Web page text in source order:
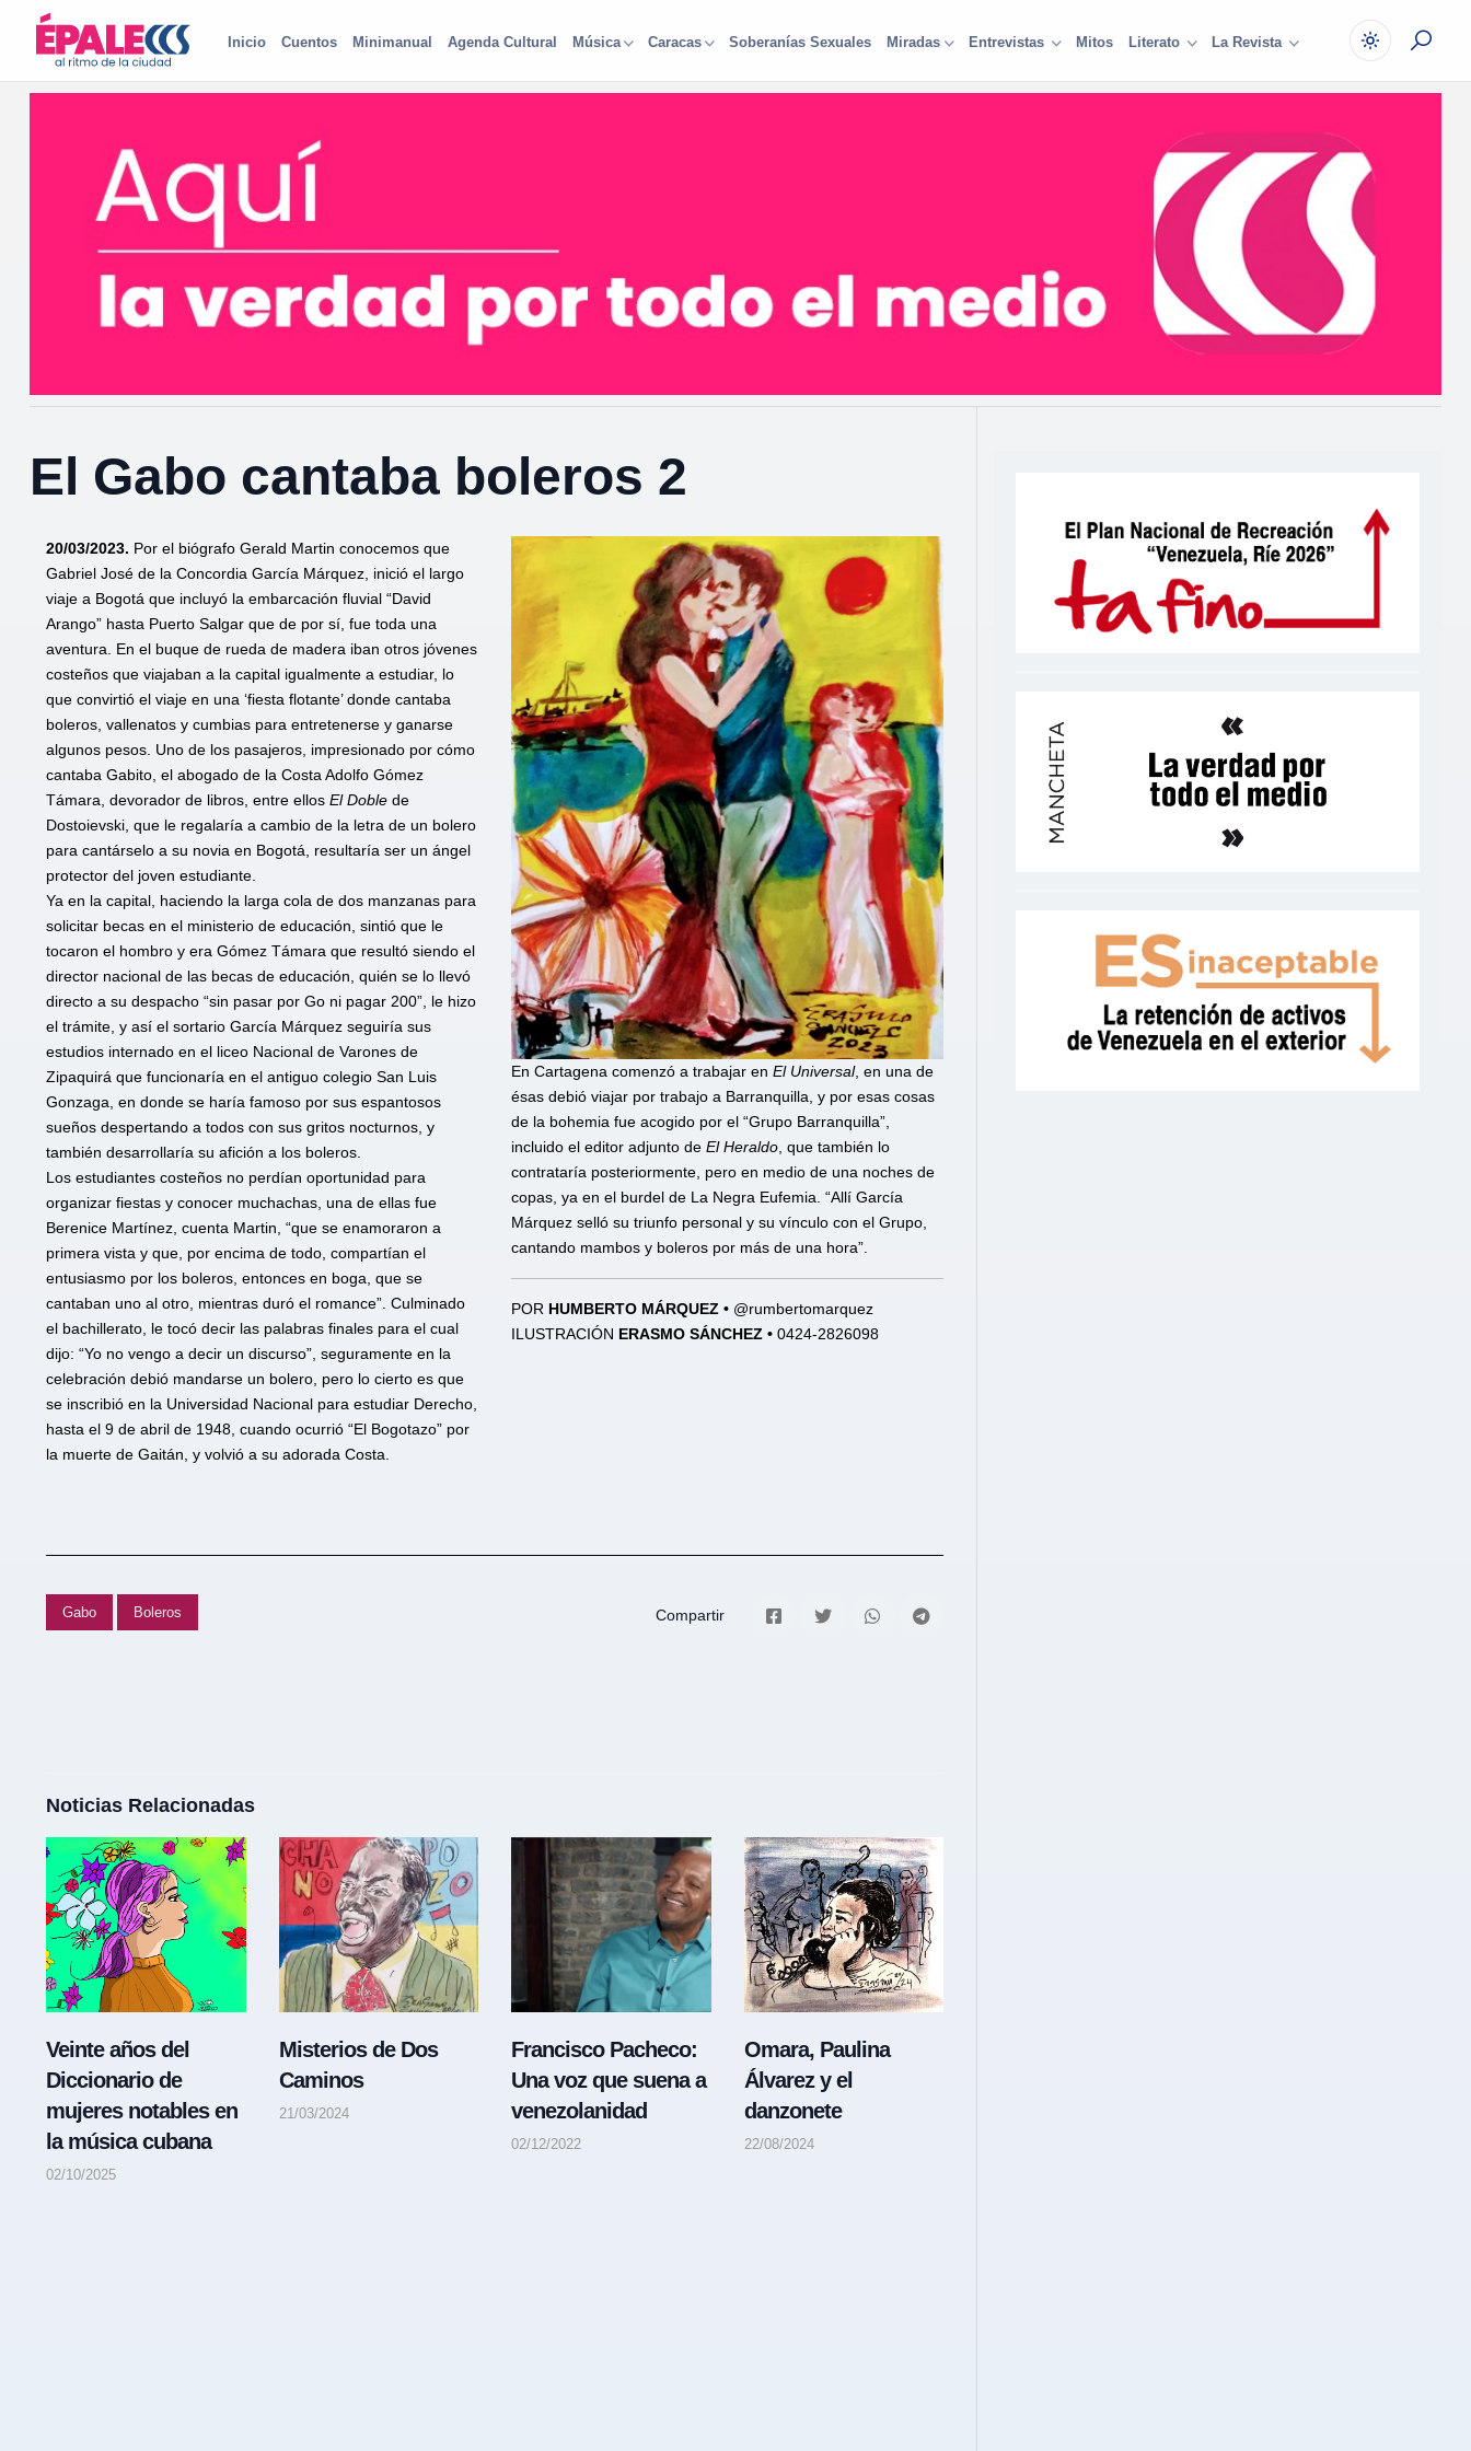
Inicio Cuentos Minimanual Agenda Cultural Música Caracas Soberanías Sexuales Miradas Entrevistas Mitos Literato La Revista
El Gabo cantaba boleros 2
20/03/2023. Por el biógrafo Gerald Martin conocemos que
Gabriel José de la Concordia García Márquez, inició el largo
viaje a Bogotá que incluyó la embarcación fluvial “David
Arango” hasta Puerto Salgar que de por sí, fue toda una
aventura. En el buque de rueda de madera iban otros jóvenes
costeños que viajaban a la capital igualmente a estudiar, lo
que convirtió el viaje en una ‘fiesta flotante’ donde cantaba
boleros, vallenatos y cumbias para entretenerse y ganarse
algunos pesos. Uno de los pasajeros, impresionado por cómo
cantaba Gabito, el abogado de la Costa Adolfo Gómez
Támara, devorador de libros, entre ellos El Doble de
Dostoievski, que le regalaría a cambio de la letra de un bolero
para cantárselo a su novia en Bogotá, resultaría ser un ángel
protector del joven estudiante.
Ya en la capital, haciendo la larga cola de dos manzanas para
solicitar becas en el ministerio de educación, sintió que le
tocaron el hombro y era Gómez Támara que resultó siendo el
director nacional de las becas de educación, quién se lo llevó
directo a su despacho “sin pasar por Go ni pagar 200”, le hizo
el trámite, y así el sortario García Márquez seguiría sus
estudios internado en el liceo Nacional de Varones de
Zipaquirá que funcionaría en el antiguo colegio San Luis
Gonzaga, en donde se haría famoso por sus espantosos
sueños despertando a todos con sus gritos nocturnos, y
también desarrollaría su afición a los boleros.
Los estudiantes costeños no perdían oportunidad para
organizar fiestas y conocer muchachas, una de ellas fue
Berenice Martínez, cuenta Martin, “que se enamoraron a
primera vista y que, por encima de todo, compartían el
entusiasmo por los boleros, entonces en boga, que se
cantaban uno al otro, mientras duró el romance”. Culminado
el bachillerato, le tocó decir las palabras finales para el cual
dijo: “Yo no vengo a decir un discurso”, seguramente en la
celebración debió mandarse un bolero, pero lo cierto es que
se inscribió en la Universidad Nacional para estudiar Derecho,
hasta el 9 de abril de 1948, cuando ocurrió “El Bogotazo” por
la muerte de Gaitán, y volvió a su adorada Costa.
En Cartagena comenzó a trabajar en El Universal, en una de
ésas debió viajar por trabajo a Barranquilla, y por esas cosas
de la bohemia fue acogido por el “Grupo Barranquilla”,
incluido el editor adjunto de El Heraldo , que también lo
contrataría posteriormente, pero en medio de una noches de
copas, ya en el burdel de La Negra Eufemia. “Allí García
Márquez selló su triunfo personal y su vínculo con el Grupo,
cantando mambos y boleros por más de una hora”.
POR HUMBERTO MÁRQUEZ • @rumbertomarquez
ILUSTRACIÓN ERASMO SÁNCHEZ • 0424-2826098
Gabo Boleros Compartir
Noticias Relacionadas
Veinte años del
Diccionario de
mujeres notables en
la música cubana
02/10/2025
Misterios de Dos
Caminos
21/03/2024
Francisco Pacheco:
Una voz que suena a
venezolanidad
02/12/2022
Omara, Paulina
Álvarez y el
danzonete
22/08/2024